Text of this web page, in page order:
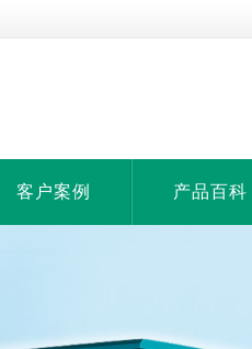
客户案例 产品百科